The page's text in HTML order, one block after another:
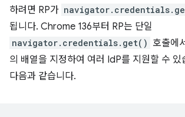
하려면 RP가
됩니다. Chrome 136부터 RP는 단일
navigator.credentials.get() 호출에
의 배열을 지정하여 여러 IdP를 지원할 수 있
다음과 같습니다.